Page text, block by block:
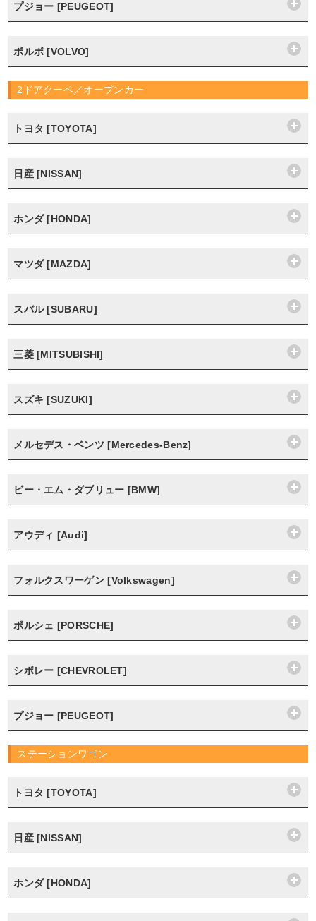
プジョー [PEUGEOT]
ボルボ [VOLVO]
2ドアクーペ／オープンカー
トヨタ [TOYOTA]
日産 [NISSAN]
ホンダ [HONDA]
マツダ [MAZDA]
スバル [SUBARU]
三菱 [MITSUBISHI]
スズキ [SUZUKI]
メルセデス・ベンツ [Mercedes-Benz]
ビー・エム・ダブリュー [BMW]
アウディ [Audi]
フォルクスワーゲン [Volkswagen]
ポルシェ [PORSCHE]
シボレー [CHEVROLET]
プジョー [PEUGEOT]
ステーションワゴン
トヨタ [TOYOTA]
日産 [NISSAN]
ホンダ [HONDA]